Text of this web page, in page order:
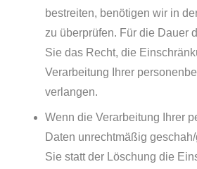
bestreiten, benötigen wir in
zu überprüfen. Für die Dauer
Sie das Recht, die
Verarbeitung Ihrer
verlangen.
Wenn die Verarbeitung Ihrer
Daten unrechtmäßig
Sie statt der Löschung die